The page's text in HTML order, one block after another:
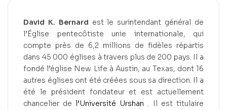
David K. Bernard est le surintendant général de
l’Église pentecôtiste unie internationale, qui
compte près de 6,2 millions de fidèles répartis
dans 45 000 églises à travers plus de 200 pays. Il a
fondé l’église New Life à Austin, au Texas, dont 16
autres églises ont été créées sous sa direction. Il a
été le président fondateur et est actuellement
chancelier del’Université Urshan . Il est titulaire